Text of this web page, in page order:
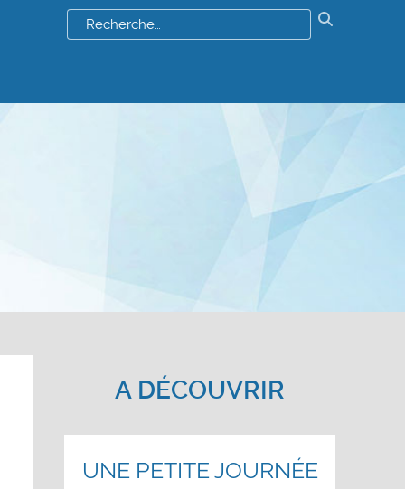
recherche
A DÉCOUVRIR
UNE PETITE JOURNÉE